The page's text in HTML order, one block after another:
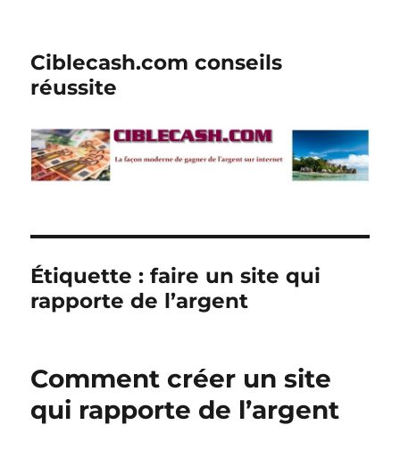
Ciblecash.com conseils
réussite
Étiquette :faire un site qui
rapporte de l’argent
Comment créer un site
qui rapporte de l’argent